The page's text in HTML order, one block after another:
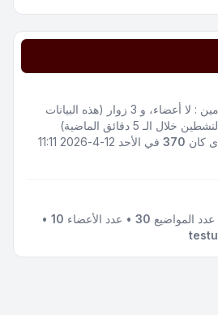
مستخدمين : لا أعضاء، و 3 زوار (هذه البيانات
الـ 5 دقائق الماضية)
كان 370
في الأحد 12-4-2026 11:11
المواضيع 30• عدد الأعضاء 10
•